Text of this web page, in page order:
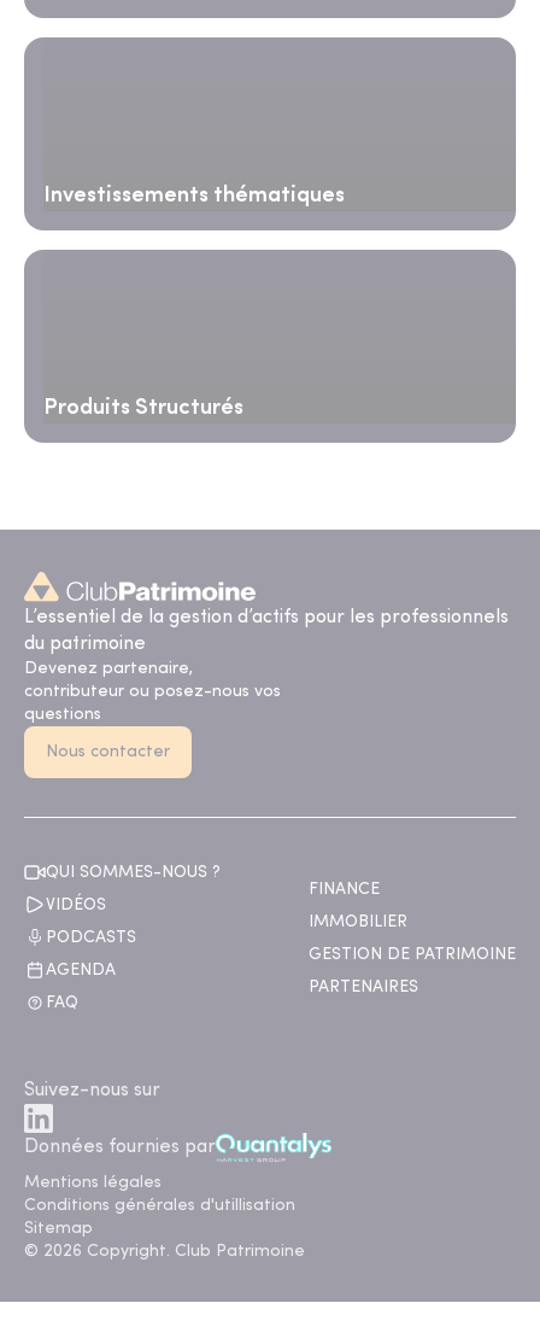
Investissements thématiques
Produits Structurés
L’essentiel de la gestion d’actifs pour les professionnels
du patrimoine
Devenez partenaire,
contributeur ou posez-nous vos
questions
Nous contacter
QUI SOMMES-NOUS ?
VIDÉOS
PODCASTS
AGENDA
FAQ
FINANCE
IMMOBILIER
GESTION DE PATRIMOINE
PARTENAIRES
Suivez-nous sur
Données fournies par
Mentions légales
Conditions générales d'utillisation
Sitemap
© 2026 Copyright. Club Patrimoine